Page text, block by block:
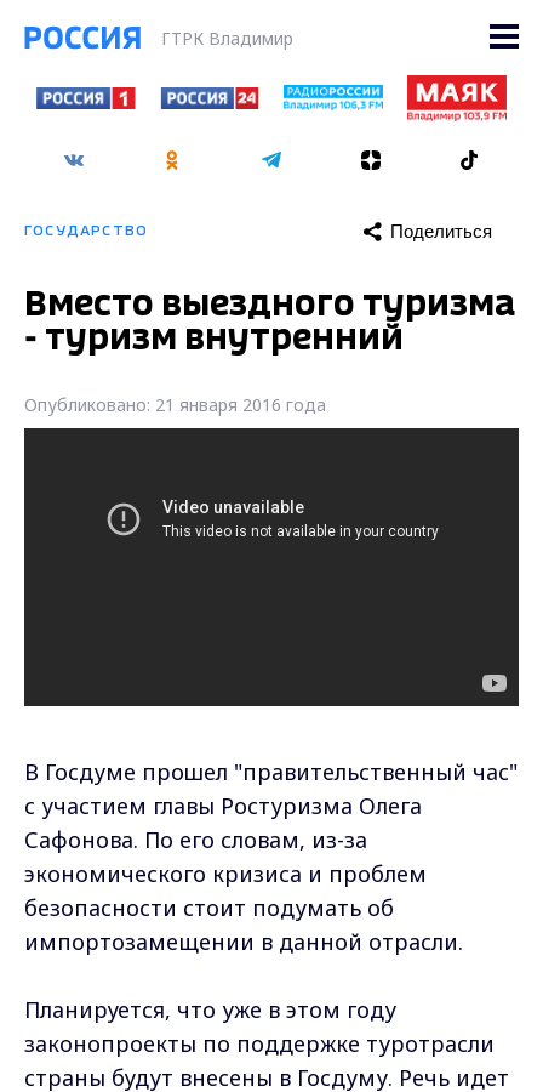
ГТРК Владимир
ГОСУДАРСТВО Поделиться
Вместо выездного туризма
- туризм внутренний
Опубликовано: 21 января 2016 года
В Госдуме прошел "правительственный час"
с участием главы Ростуризма Олега
Сафонова. По его словам, из-за
экономического кризиса и проблем
безопасности стоит подумать об
импортозамещении в данной отрасли.
Планируется, что уже в этом году
законопроекты по поддержке туротрасли
страны будут внесены в Госдуму. Речь идет